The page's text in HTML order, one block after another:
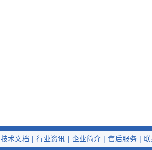
技术文档 | 行业资讯 | 企业简介 | 售后服务 |